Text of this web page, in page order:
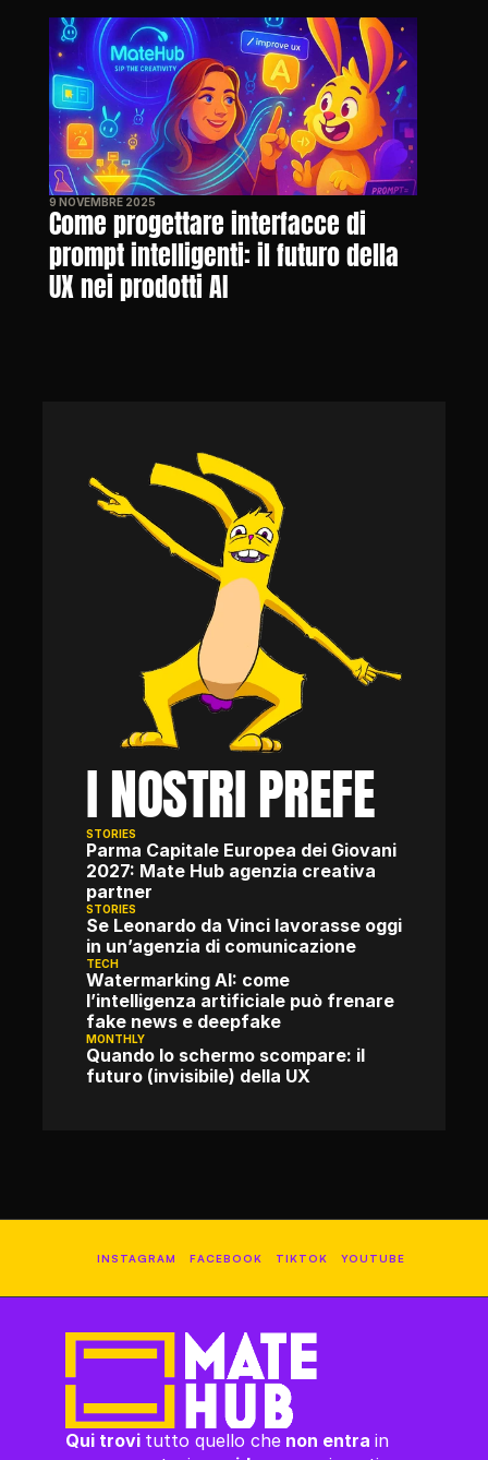
9 NOVEMBRE 2025
Come progettare interfacce di
prompt intelligenti: il futuro della
UX nei prodotti AI
I NOSTRI PREFE
STORIES
Parma Capitale Europea dei Giovani
2027: Mate Hub agenzia creativa
partner
STORIES
Se Leonardo da Vinci lavorasse oggi
in un’agenzia di comunicazione
TECH
Watermarking AI: come
l’intelligenza artificiale può frenare
fake news e deepfake
MONTHLY
Quando lo schermo scompare: il
futuro (invisibile) della UX
INSTAGRAM FACEBOOK TIKTOK YOUTUBE
Qui trovi tutto quello che non entra in